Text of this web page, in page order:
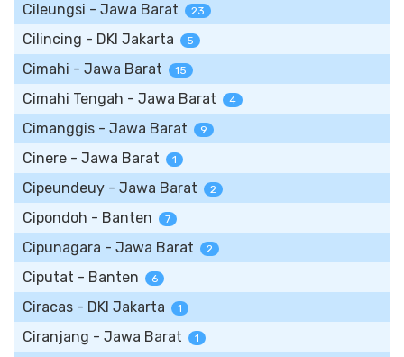
Cileungsi - Jawa Barat 23
Cilincing - DKI Jakarta 5
Cimahi - Jawa Barat 15
Cimahi Tengah - Jawa Barat 4
Cimanggis - Jawa Barat 9
Cinere - Jawa Barat 1
Cipeundeuy - Jawa Barat 2
Cipondoh - Banten 7
Cipunagara - Jawa Barat 2
Ciputat - Banten 6
Ciracas - DKI Jakarta 1
Ciranjang - Jawa Barat 1